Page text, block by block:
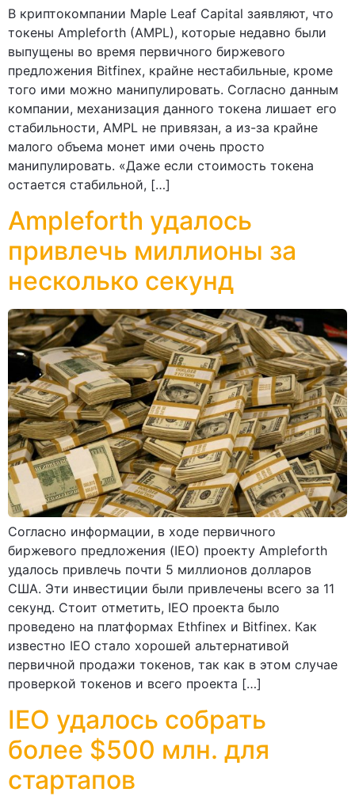
В криптокомпании Maple Leaf Capital заявляют, что
токены Ampleforth (AMPL), которые недавно были
выпущены во время первичного биржевого
предложения Bitfinex, крайне нестабильные, кроме
того ими можно манипулировать. Согласно данным
компании, механизация данного токена лишает его
стабильности, AMPL не привязан, а из-за крайне
малого объема монет ими очень просто
манипулировать. «Даже если стоимость токена
остается стабильной, […]
Ampleforth удалось
привлечь миллионы за
несколько секунд
Согласно информации, в ходе первичного
биржевого предложения (IEO) проекту Ampleforth
удалось привлечь почти 5 миллионов долларов
США. Эти инвестиции были привлечены всего за 11
секунд. Стоит отметить, IEO проекта было
проведено на платформах Ethfinex и Bitfinex. Как
известно IEO стало хорошей альтернативой
первичной продажи токенов, так как в этом случае
проверкой токенов и всего проекта […]
IEO удалось собрать
более $500 млн. для
стартапов